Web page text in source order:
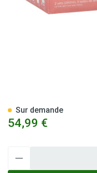
54,99 €
Sur demande